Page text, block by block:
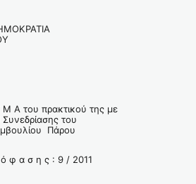
Α του πρακτικού της με
του
Πάρου
φ α σ η ς : 9 / 2011